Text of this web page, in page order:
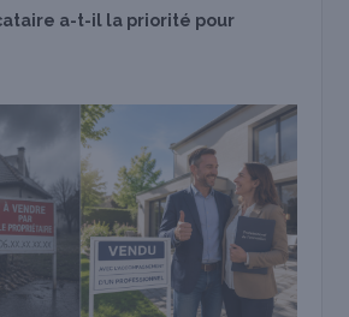
a-t-il la priorité pour